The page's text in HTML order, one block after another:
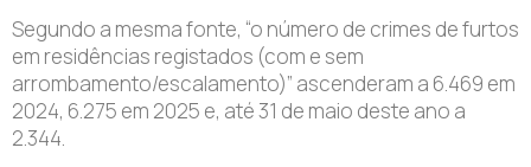
Segundo a mesma fonte, “o número de crimes de furtos
em residências registados (com e sem
arrombamento/escalamento)” ascenderam a 6.469 em
2024, 6.275 em 2025 e, até 31 de maio deste ano a
2.344.